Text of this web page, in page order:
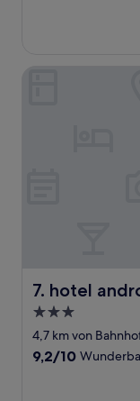
Bewertungen)
7. hotel
hotel androoms
3.0-
Sterne-
Unterkunft
4,7 km von
9.2
9,2/10